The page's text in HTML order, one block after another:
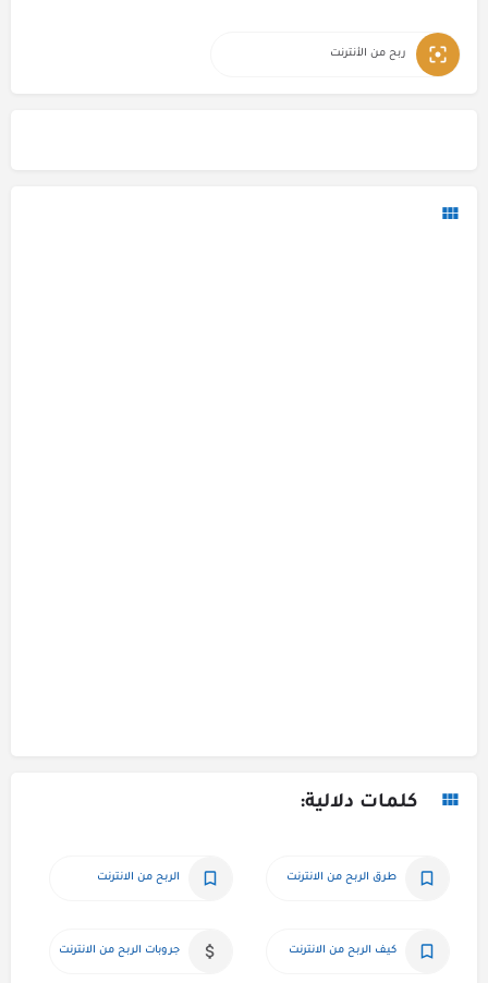
ربح من الأنترنت
كلمات دلالية:
طرق الربح من الانترنت الربح من الانترنت
كيف الربح من الانترنت جروبات الربح من الانترنت